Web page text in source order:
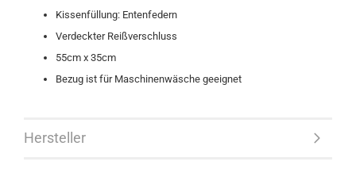
Kissenfüllung: Entenfedern
Verdeckter Reißverschluss
55cm x 35cm
Bezug ist für Maschinenwäsche geeignet
Hersteller